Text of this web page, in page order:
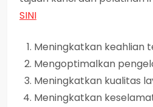
SINI
Meningkatkan keahlian
Mengoptimalkan
Meningkatkan kualitas
Meningkatkan